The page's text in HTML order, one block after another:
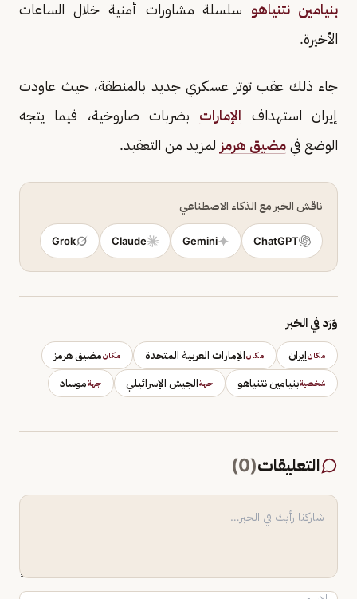
بنيامين نتنياهو سلسلة مشاورات أمنية خلال الساعات
الأخيرة.
جاء ذلك عقب توتر عسكري جديد بالمنطقة، حيث عاودت
إيران استهداف الإمارات بضربات صاروخية، فيما يتجه
الوضع في مضيق هرمز لمزيد من التعقيد.
ناقش الخبر مع الذكاء الاصطناعي
ChatGPT
Gemini
Claude
Grok
وَرَد في الخبر
مكانإيران مكانالإمارات العربية المتحدة مكانمضيق هرمز
شخصيةبنيامين نتنياهو جهةالجيش الإسرائيلي جهةموساد
التعليقات(
0
)